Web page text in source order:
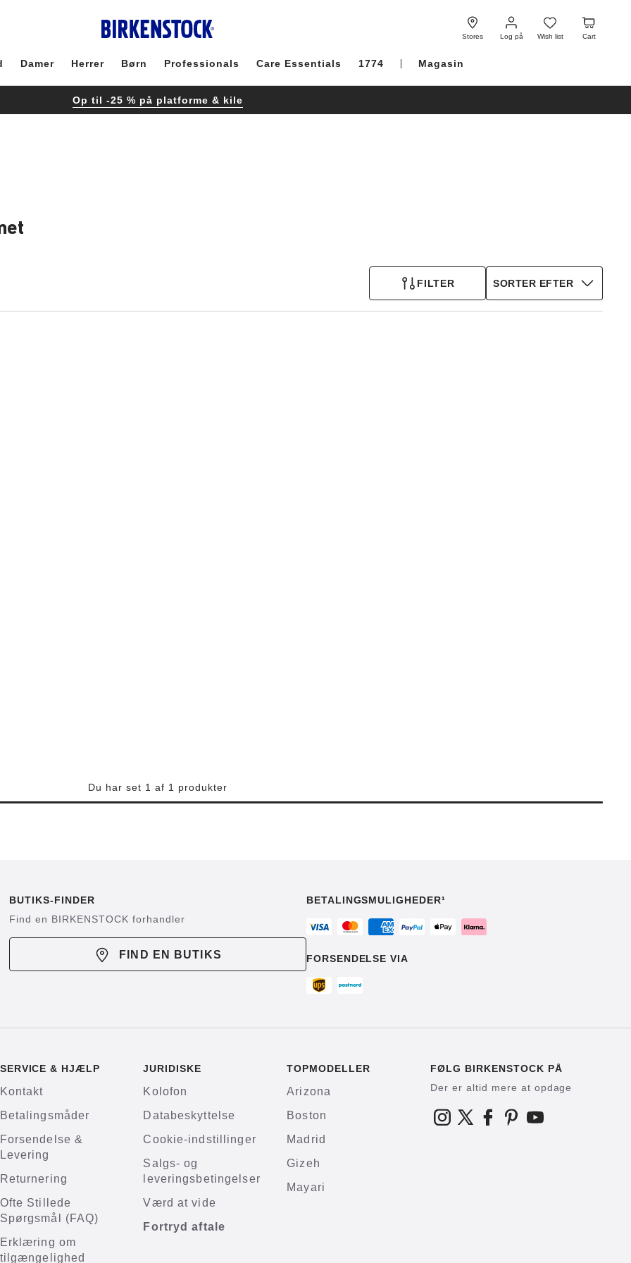
Stores Log på
Log
på
Wish list
Wish
list
Cart
Cart
Damer Herrer Børn Professionals Care Essentials 1774 Magasin
Op til -25 % på platforme & kile
FILTER SORTER EFTER
Du har set 1 af 1 produkter
BUTIKS-FINDER
Find en BIRKENSTOCK forhandler
FIND EN BUTIKS
BETALINGSMULIGHEDER¹
FORSENDELSE VIA
SERVICE & HJÆLP
Kontakt
Betalingsmåder
Forsendelse &
Levering
Returnering
Ofte Stillede
Spørgsmål (FAQ)
Erklæring om
tilgængelighed
JURIDISKE
Kolofon
Databeskyttelse
Cookie-indstillinger
Salgs- og
leveringsbetingelser
Værd at vide
Fortryd aftale
TOPMODELLER
Arizona
Boston
Madrid
Gizeh
Mayari
FØLG BIRKENSTOCK PÅ
Der er altid mere at opdage